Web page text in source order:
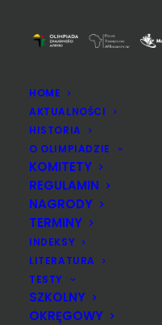
HOME
AKTUALNOŚCI
HISTORIA
O OLIMPIADZIE
KOMITETY
REGULAMIN
NAGRODY
TERMINY
INDEKSY
LITERATURA
TESTY
SZKOLNY
OKRĘGOWY